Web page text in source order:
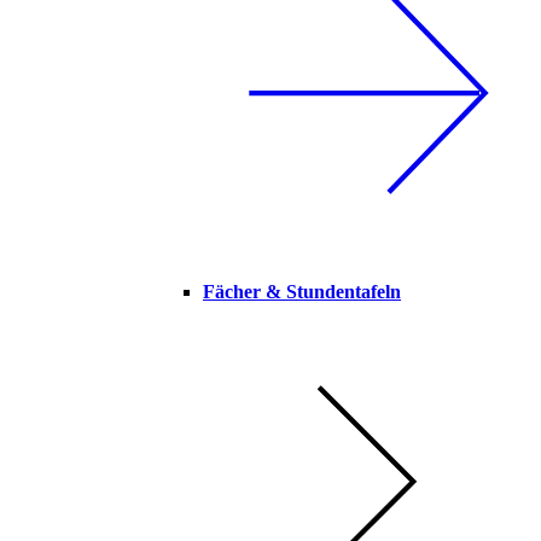
Fächer & Stundentafeln